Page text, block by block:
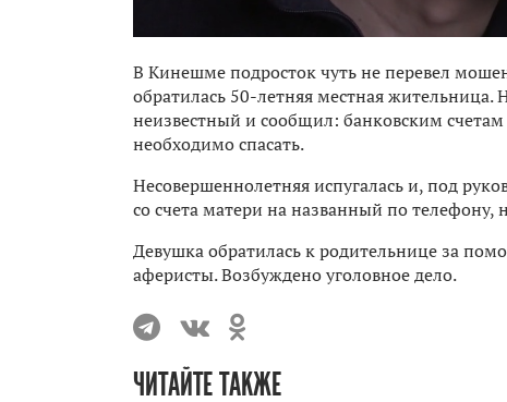
В Кинешме подросток чуть не перевел
обратилась 50-летняя местная жительница.
неизвестный и сообщил: банковским
необходимо спасать.
Несовершеннолетняя испугалась и, под
со счета матери на названный по телефону,
Девушка обратилась к родительнице за
аферисты. Возбуждено уголовное дело.
ЧИТАЙТЕ ТАКЖЕ